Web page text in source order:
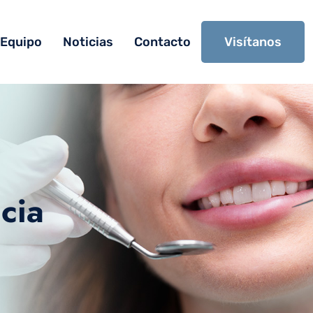
Equipo Noticias Contacto Visítanos